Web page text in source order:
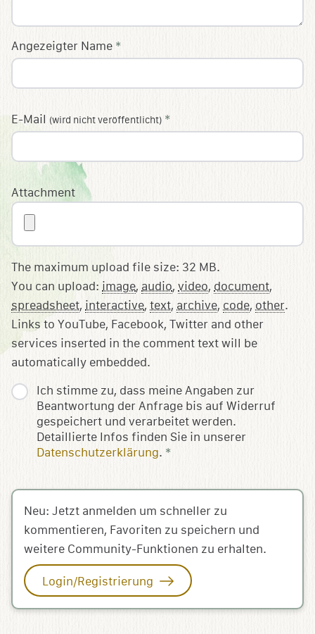
Angezeigter Name *
E-Mail (wird nicht veröffentlicht) *
Ich stimme zu, dass meine Angaben zur
Beantwortung der Anfrage bis auf Widerruf
gespeichert und verarbeitet werden.
Detaillierte Infos finden Sie in unserer
Datenschutzerklärung. *
Attachment
The maximum upload file size: 32 MB.
You can upload: image, audio, video, document,
spreadsheet, interactive, text, archive, code, other.
Links to YouTube, Facebook, Twitter and other
services inserted in the comment text will be
automatically embedded.
Neu: Jetzt anmelden um schneller zu
kommentieren, Favoriten zu speichern und
weitere Community-Funktionen zu erhalten.
Login/Registrierung